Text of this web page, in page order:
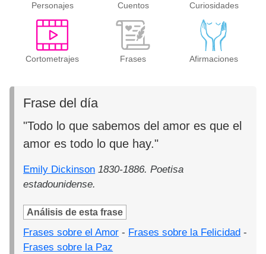
Personajes Cuentos Curiosidades
Cortometrajes Frases Afirmaciones
Frase del día
"Todo lo que sabemos del amor es que el
amor es todo lo que hay."
Emily Dickinson 1830-1886. Poetisa
estadounidense.
Análisis de esta frase
Frases sobre el Amor - Frases sobre la Felicidad -
Frases sobre la Paz